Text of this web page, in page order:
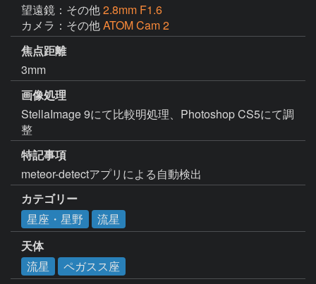
望遠鏡：その他2.8mm F1.6
カメラ：その他ATOM Cam 2
焦点距離
3mm
画像処理
StellaImage 9にて比較明処理、Photoshop CS5にて調
整
特記事項
meteor-detectアプリによる自動検出
カテゴリー
星座・星野
流星
天体
流星
ペガスス座